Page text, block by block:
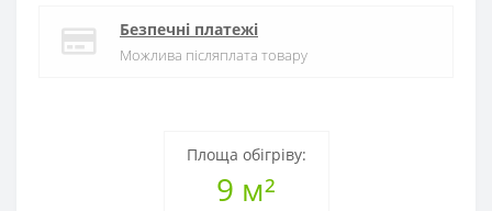
Площа обігріву:
9 м²
Безпечні платежі
Можлива післяплата товару